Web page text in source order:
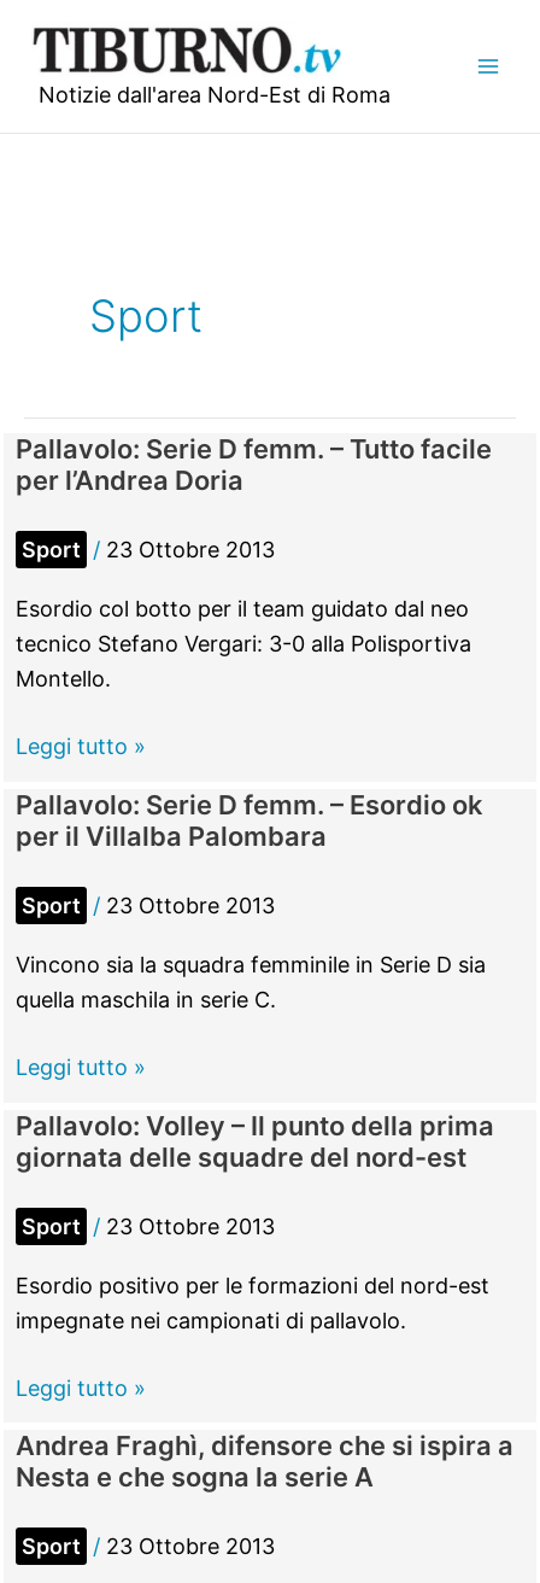
contenuto
Notizie dall'area Nord-Est di Roma
Sport
Pallavolo: Serie D femm. – Tutto facile
per l’Andrea Doria
Sport / 23 Ottobre 2013
Esordio col botto per il team guidato dal neo
tecnico Stefano Vergari: 3-0 alla Polisportiva
Montello.
Pallavolo:
D
femm.
–
Tutto
facile
per
Doria
Leggi tutto »
Pallavolo: Serie D femm. – Esordio ok
per il Villalba Palombara
Sport / 23 Ottobre 2013
Vincono sia la squadra femminile in Serie D sia
quella maschila in serie C.
Pallavolo:
D
femm.
–
Esordio
ok
per
Villalba
Leggi tutto »
Pallavolo: Volley – Il punto della prima
giornata delle squadre del nord-est
Sport / 23 Ottobre 2013
Esordio positivo per le formazioni del nord-est
impegnate nei campionati di pallavolo.
Pallavolo:
–
Il
punto
della
Leggi tutto »
Andrea Fraghì, difensore che si ispira a
Nesta e che sogna la serie A
Sport / 23 Ottobre 2013